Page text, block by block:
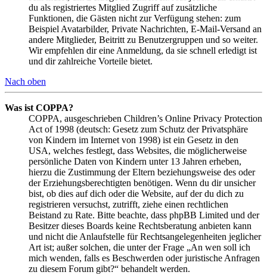
du als registriertes Mitglied Zugriff auf zusätzliche
Funktionen, die Gästen nicht zur Verfügung stehen: zum
Beispiel Avatarbilder, Private Nachrichten, E-Mail-Versand an
andere Mitglieder, Beitritt zu Benutzergruppen und so weiter.
Wir empfehlen dir eine Anmeldung, da sie schnell erledigt ist
und dir zahlreiche Vorteile bietet.
Nach oben
Was ist COPPA?
COPPA, ausgeschrieben Children’s Online Privacy Protection
Act of 1998 (deutsch: Gesetz zum Schutz der Privatsphäre
von Kindern im Internet von 1998) ist ein Gesetz in den
USA, welches festlegt, dass Websites, die möglicherweise
persönliche Daten von Kindern unter 13 Jahren erheben,
hierzu die Zustimmung der Eltern beziehungsweise des oder
der Erziehungsberechtigten benötigen. Wenn du dir unsicher
bist, ob dies auf dich oder die Website, auf der du dich zu
registrieren versuchst, zutrifft, ziehe einen rechtlichen
Beistand zu Rate. Bitte beachte, dass phpBB Limited und der
Besitzer dieses Boards keine Rechtsberatung anbieten kann
und nicht die Anlaufstelle für Rechtsangelegenheiten jeglicher
Art ist; außer solchen, die unter der Frage „An wen soll ich
mich wenden, falls es Beschwerden oder juristische Anfragen
zu diesem Forum gibt?“ behandelt werden.